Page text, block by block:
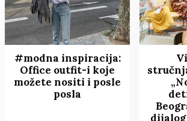
#modna inspiracija:
Office outfit-i koje
možete nositi i posle
posla